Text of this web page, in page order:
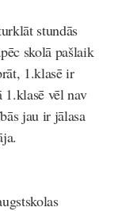
stundās
skolā pašlaik
1.klasē ir
vēl nav
jau ir jālasa